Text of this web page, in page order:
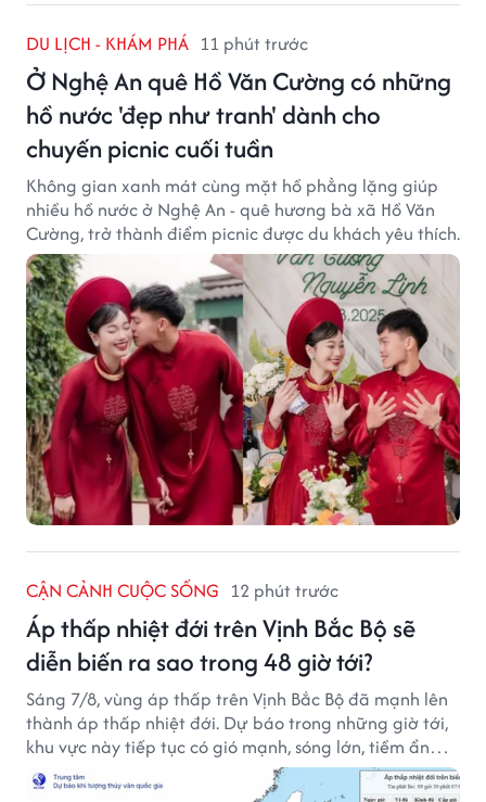
DU LỊCH - KHÁM PHÁ 11 phút trước
Ở Nghệ An quê Hồ Văn Cường có những
hồ nước 'đẹp như tranh' dành cho
chuyến picnic cuối tuần
Không gian xanh mát cùng mặt hồ phẳng lặng giúp
nhiều hồ nước ở Nghệ An - quê hương bà xã Hồ Văn
Cường, trở thành điểm picnic được du khách yêu thích.
CẬN CẢNH CUỘC SỐNG 12 phút trước
Áp thấp nhiệt đới trên Vịnh Bắc Bộ sẽ
diễn biến ra sao trong 48 giờ tới?
Sáng 7/8, vùng áp thấp trên Vịnh Bắc Bộ đã mạnh lên
thành áp thấp nhiệt đới. Dự báo trong những giờ tới,
khu vực này tiếp tục có gió mạnh, sóng lớn, tiềm ẩn
nhiều nguy cơ đối với hoạt động của tàu thuyền trên
biển.